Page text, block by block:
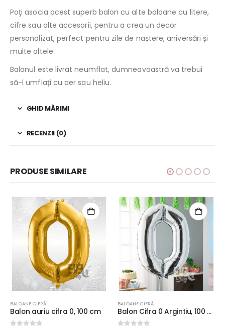
Poţi asocia acest superb balon cu alte baloane cu litere,
cifre sau alte accesorii, pentru a crea un decor
personalizat, perfect pentru zile de naștere, aniversări și
multe altele.
Balonul este livrat neumflat, dumneavoastră va trebui
să-l umflați cu aer sau heliu.
GHID MĂRIMI
RECENZII (0)
PRODUSE SIMILARE
BALOANE CIFRĂ BALOANE CIFRĂ
Balon cifra 1 curcubeu, 100 cm